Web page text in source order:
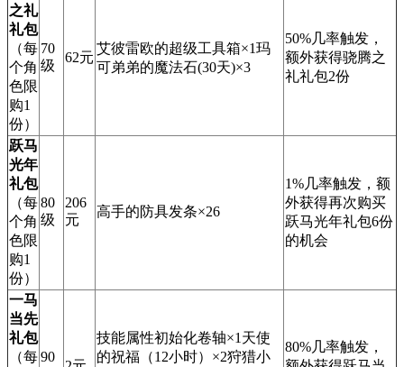
之礼
礼包
（每
个角
色限
购1
份）
70
级
62元
艾彼雷欧的超级工具箱×1玛
可弟弟的魔法石(30天)×3
50%几率触发，
额外获得骁腾之
礼礼包2份
跃马
光年
礼包
（每
个角
色限
购1
份）
80
级
206
元
高手的防具发条×26
1%几率触发，额
外获得再次购买
跃马光年礼包6份
的机会
一马
当先
礼包
（每90
技能属性初始化卷轴×1天使
的祝福（12小时）×2狩猎小
80%几率触发，